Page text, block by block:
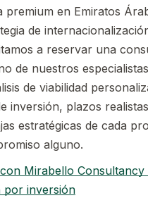
premium en Emiratos
de
a reservar una
de nuestros
de viabilidad
inversión, plazos
estratégicas de cada
alguno.
Mirabello
por inversión